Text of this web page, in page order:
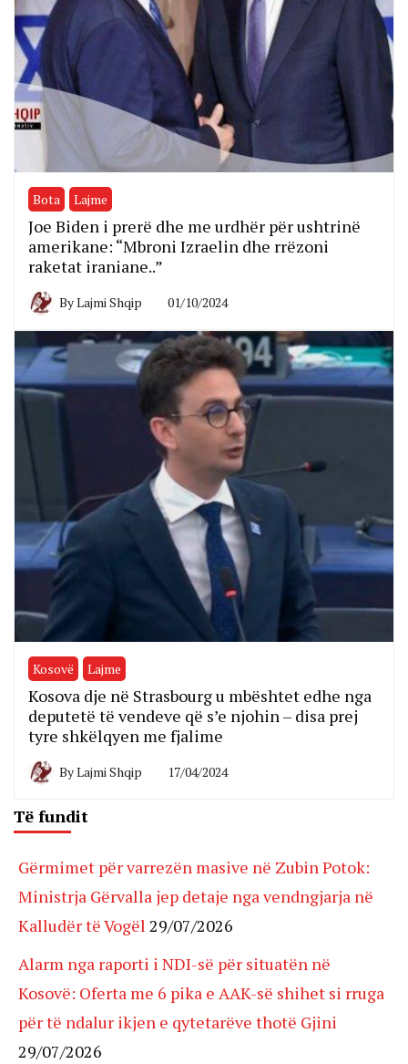
Bota Lajme
Joe Biden i prerë dhe me urdhër për ushtrinë
amerikane: “Mbroni Izraelin dhe rrëzoni
raketat iraniane..”
ByLajmi Shqip 01/10/2024
Kosovë Lajme
Kosova dje në Strasbourg u mbështet edhe nga
deputetë të vendeve që s’e njohin – disa prej
tyre shkëlqyen me fjalime
ByLajmi Shqip 17/04/2024
Të fundit
Gërmimet për varrezën masive në Zubin Potok:
Ministrja Gërvalla jep detaje nga vendngjarja në
Kalludër të Vogël 29/07/2026
Alarm nga raporti i NDI-së për situatën në
Kosovë: Oferta me 6 pika e AAK-së shihet si rruga
për të ndalur ikjen e qytetarëve thotë Gjini
29/07/2026